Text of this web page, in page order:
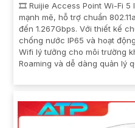
🎞 Ruijie Access Point Wi-Fi 5
mạnh mẽ, hỗ trợ chuẩn
đến 1.267Gbps. Với thiết kế
chống nước IP65 và hoạt
Wifi lý tưởng cho môi trường
Roaming và dễ dàng quản lý